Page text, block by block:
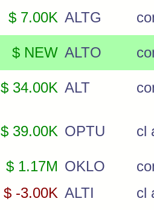
$ 7.00K ALTG
$ NEW ALTO
$ 34.00K ALT
$ 39.00K OPTU cl
$ 1.17M OKLO
$ -3.00K ALTI
cl